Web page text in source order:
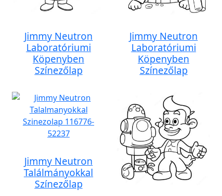
Jimmy Neutron
Laboratóriumi
Köpenyben
Színezőlap
Jimmy Neutron
Laboratóriumi
Köpenyben
Színezőlap
Jimmy Neutron
Találmányokkal
Színezőlap